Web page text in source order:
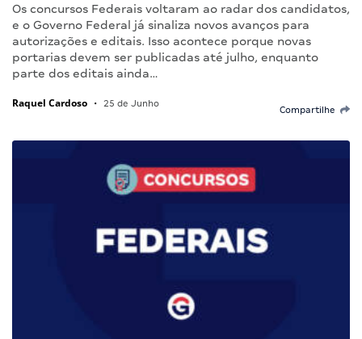
Os concursos Federais voltaram ao radar dos candidatos,
e o Governo Federal já sinaliza novos avanços para
autorizações e editais. Isso acontece porque novas
portarias devem ser publicadas até julho, enquanto
parte dos editais ainda…
Raquel Cardoso • 25 de Junho
Compartilhe